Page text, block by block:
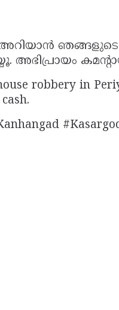
അഭിപ്രായം
robbery in